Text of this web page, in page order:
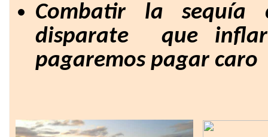
Combatir la sequía
disparate que
pagaremos pagar caro